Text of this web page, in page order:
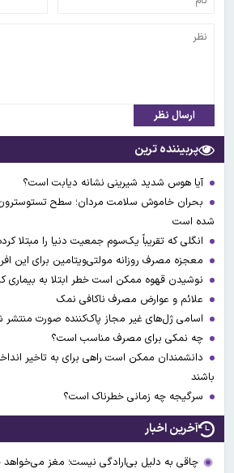
ارسال نظر
پربیننده ترین
آیا هوس شدید شیرینی نشانه دیابت است؟
شده است
انگلی که تقریباً یک‌سوم جمعیت دنیا را مبتلا
معجزه مصرف روزانه مولتی‌ویتامین برای این
نوشیدن قهوه ممکن است خطر ابتلا به بیماری
علائم و عوارض مصرف ناکافی نمک
اسامی ژل‌های غیر مجاز پاک‌کننده صورت منتشر
چه نمکی برای مصرف مناسب است؟
دانشمندان ممکن است راهی برای به تاخیر
باشند
سرگیجه چه زمانی خطرناک است؟
آخرین اخبار
چاقی به دلیل بی‌ارادگی نیست؛ مغز می‌خواهد